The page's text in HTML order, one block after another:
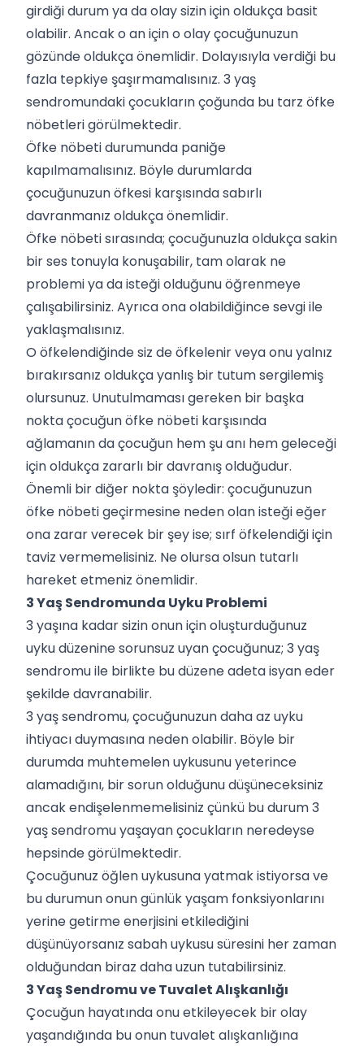
girdiği durum ya da olay sizin için oldukça basit
olabilir. Ancak o an için o olay çocuğunuzun
gözünde oldukça önemlidir. Dolayısıyla verdiği bu
fazla tepkiye şaşırmamalısınız. 3 yaş
sendromundaki çocukların çoğunda bu tarz öfke
nöbetleri görülmektedir.
Öfke nöbeti durumunda paniğe
kapılmamalısınız. Böyle durumlarda
çocuğunuzun öfkesi karşısında sabırlı
davranmanız oldukça önemlidir.
Öfke nöbeti sırasında; çocuğunuzla oldukça sakin
bir ses tonuyla konuşabilir, tam olarak ne
problemi ya da isteği olduğunu öğrenmeye
çalışabilirsiniz. Ayrıca ona olabildiğince sevgi ile
yaklaşmalısınız.
O öfkelendiğinde siz de öfkelenir veya onu yalnız
bırakırsanız oldukça yanlış bir tutum sergilemiş
olursunuz. Unutulmaması gereken bir başka
nokta çocuğun öfke nöbeti karşısında
ağlamanın da çocuğun hem şu anı hem geleceği
için oldukça zararlı bir davranış olduğudur.
Önemli bir diğer nokta şöyledir: çocuğunuzun
öfke nöbeti geçirmesine neden olan isteği eğer
ona zarar verecek bir şey ise; sırf öfkelendiği için
taviz vermemelisiniz. Ne olursa olsun tutarlı
hareket etmeniz önemlidir.
3 Yaş Sendromunda Uyku Problemi
3 yaşına kadar sizin onun için oluşturduğunuz
uyku düzenine sorunsuz uyan çocuğunuz; 3 yaş
sendromu ile birlikte bu düzene adeta isyan eder
şekilde davranabilir.
3 yaş sendromu, çocuğunuzun daha az uyku
ihtiyacı duymasına neden olabilir. Böyle bir
durumda muhtemelen uykusunu yeterince
alamadığını, bir sorun olduğunu düşüneceksiniz
ancak endişelenmemelisiniz çünkü bu durum 3
yaş sendromu yaşayan çocukların neredeyse
hepsinde görülmektedir.
Çocuğunuz öğlen uykusuna yatmak istiyorsa ve
bu durumun onun günlük yaşam fonksiyonlarını
yerine getirme enerjisini etkilediğini
düşünüyorsanız sabah uykusu süresini her zaman
olduğundan biraz daha uzun tutabilirsiniz.
3 Yaş Sendromu ve Tuvalet Alışkanlığı
Çocuğun hayatında onu etkileyecek bir olay
yaşandığında bu onun tuvalet alışkanlığına